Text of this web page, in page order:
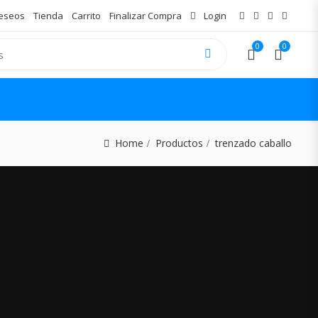
Tienda Carrito Finalizar Compra Login
0 0
Home Productos trenzado caballo